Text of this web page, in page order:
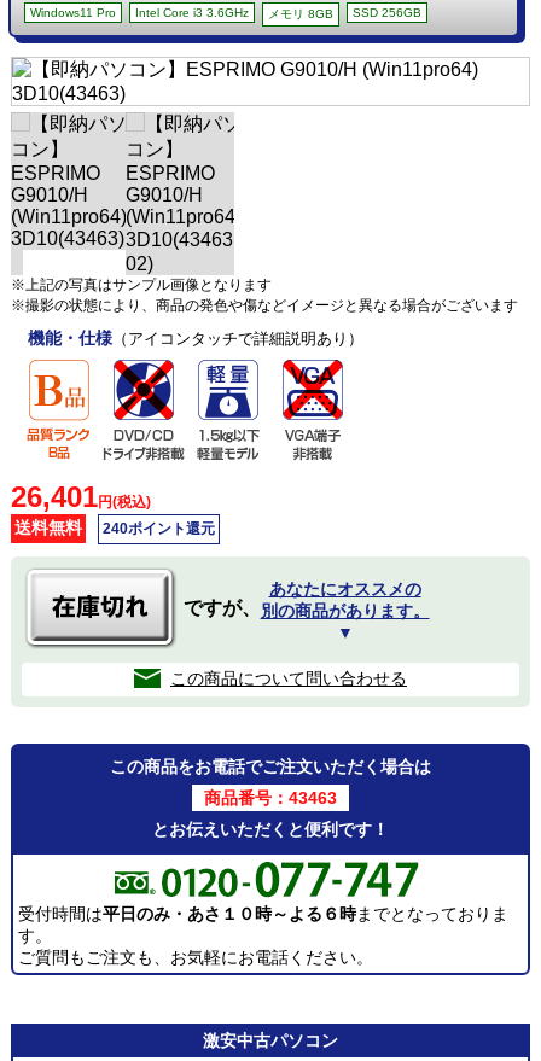
Windows11 Pro Intel Core i3 3.6GHz メモリ 8GB SSD 256GB
※上記の写真はサンプル画像となります
※撮影の状態により、商品の発色や傷などイメージと異なる場合がございます
機能・仕様（アイコンタッチで詳細説明あり）
26,401円(税込)
送料無料 240ポイント還元
ですが、
あなたにオススメの
別の商品があります。
▼
この商品について問い合わせる
この商品をお電話でご注文いただく場合は
商品番号：43463
とお伝えいただくと便利です！
受付時間は平日のみ・あさ１０時～よる６時までとなっておりま
す。
ご質問もご注文も、お気軽にお電話ください。
激安中古パソコン